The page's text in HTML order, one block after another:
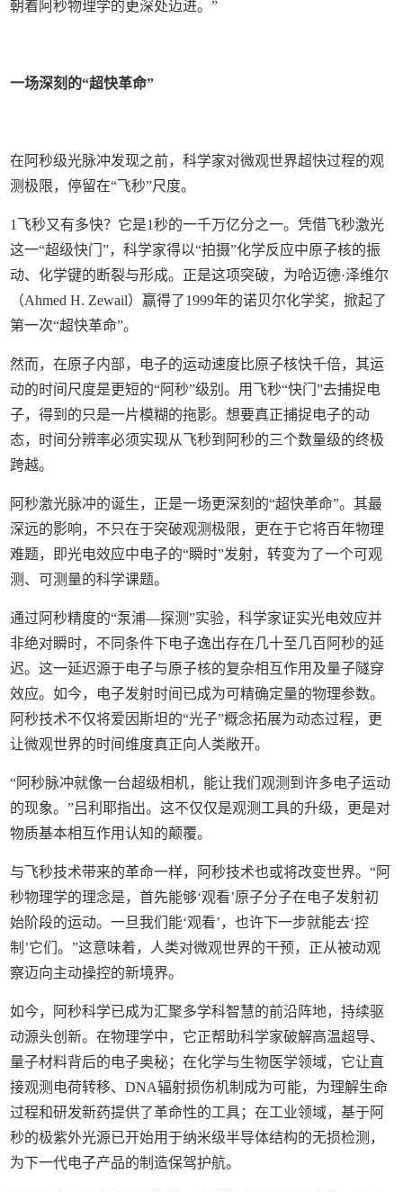
朝着阿秒物理学的更深处迈进。”
一场深刻的“超快革命”
在阿秒级光脉冲发现之前，科学家对微观世界超快过程的观
测极限，停留在“飞秒”尺度。
1飞秒又有多快？它是1秒的一千万亿分之一。凭借飞秒激光
这一“超级快门”，科学家得以“拍摄”化学反应中原子核的振
动、化学键的断裂与形成。正是这项突破，为哈迈德·泽维尔
（Ahmed H. Zewail）赢得了1999年的诺贝尔化学奖，掀起了
第一次“超快革命”。
然而，在原子内部，电子的运动速度比原子核快千倍，其运
动的时间尺度是更短的“阿秒”级别。用飞秒“快门”去捕捉电
子，得到的只是一片模糊的拖影。想要真正捕捉电子的动
态，时间分辨率必须实现从飞秒到阿秒的三个数量级的终极
跨越。
阿秒激光脉冲的诞生，正是一场更深刻的“超快革命”。其最
深远的影响，不只在于突破观测极限，更在于它将百年物理
难题，即光电效应中电子的“瞬时”发射，转变为了一个可观
测、可测量的科学课题。
通过阿秒精度的“泵浦—探测”实验，科学家证实光电效应并
非绝对瞬时，不同条件下电子逸出存在几十至几百阿秒的延
迟。这一延迟源于电子与原子核的复杂相互作用及量子隧穿
效应。如今，电子发射时间已成为可精确定量的物理参数。
阿秒技术不仅将爱因斯坦的“光子”概念拓展为动态过程，更
让微观世界的时间维度真正向人类敞开。
“阿秒脉冲就像一台超级相机，能让我们观测到许多电子运动
的现象。”吕利耶指出。这不仅仅是观测工具的升级，更是对
物质基本相互作用认知的颠覆。
与飞秒技术带来的革命一样，阿秒技术也或将改变世界。“阿
秒物理学的理念是，首先能够‘观看’原子分子在电子发射初
始阶段的运动。一旦我们能‘观看’，也许下一步就能去‘控
制’它们。”这意味着，人类对微观世界的干预，正从被动观
察迈向主动操控的新境界。
如今，阿秒科学已成为汇聚多学科智慧的前沿阵地，持续驱
动源头创新。在物理学中，它正帮助科学家破解高温超导、
量子材料背后的电子奥秘；在化学与生物医学领域，它让直
接观测电荷转移、DNA辐射损伤机制成为可能，为理解生命
过程和研发新药提供了革命性的工具；在工业领域，基于阿
秒的极紫外光源已开始用于纳米级半导体结构的无损检测，
为下一代电子产品的制造保驾护航。